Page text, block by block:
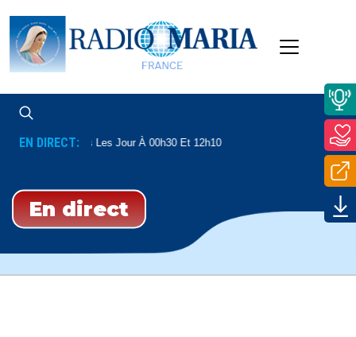
EN DIRECT:
Psaumes Tous Les Jour À 00h30 Et 12h10
En direct